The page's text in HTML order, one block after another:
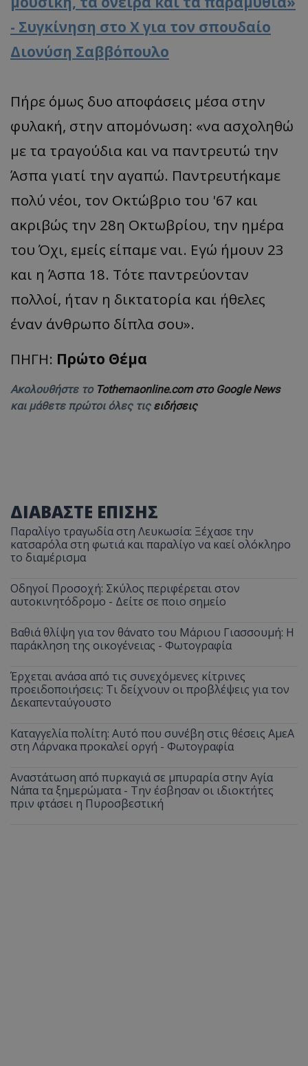
- Συγκίνηση στο X για τον σπουδαίο
Διονύση Σαββόπουλο
Πήρε όμως δυο αποφάσεις μέσα στην
φυλακή, στην απομόνωση: «να ασχοληθώ
με τα τραγούδια και να παντρευτώ την
Άσπα γιατί την αγαπώ. Παντρευτήκαμε
πολύ νέοι, τον Οκτώβριο του '67 και
ακριβώς την 28η Οκτωβρίου, την ημέρα
του Όχι, εμείς είπαμε ναι. Εγώ ήμουν 23
και η Άσπα 18. Τότε παντρεύονταν
πολλοί, ήταν η δικτατορία και ήθελες
έναν άνθρωπο δίπλα σου».
ΠΗΓΗ: Πρώτο Θέμα
Ακολουθήστε το Tothemaonline.com στο Google News
και μάθετε πρώτοι όλες τις ειδήσεις
ΔΙΑΒΑΣΤΕ ΕΠΙΣΗΣ
Παραλίγο τραγωδία στη Λευκωσία: Ξέχασε την
κατσαρόλα στη φωτιά και παραλίγο να καεί ολόκληρο
το διαμέρισμα
Οδηγοί Προσοχή: Σκύλος περιφέρεται στον
αυτοκινητόδρομο - Δείτε σε ποιο σημείο
Βαθιά θλίψη για τον θάνατο του Μάριου Γιασσουμή: Η
παράκληση της οικογένειας - Φωτογραφία
Έρχεται ανάσα από τις συνεχόμενες κίτρινες
προειδοποιήσεις: Τι δείχνουν οι προβλέψεις για τον
Δεκαπενταύγουστο
Καταγγελία πολίτη: Αυτό που συνέβη στις θέσεις ΑμεΑ
στη Λάρνακα προκαλεί οργή - Φωτογραφία
Αναστάτωση από πυρκαγιά σε μπυραρία στην Αγία
Νάπα τα ξημερώματα - Την έσβησαν οι ιδιοκτήτες
πριν φτάσει η Πυροσβεστική